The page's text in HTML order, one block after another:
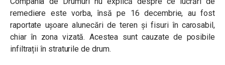
remediere este vorba, însă pe 16 decembrie, au fost
raportate ușoare alunecări de teren și fisuri în carosabil,
chiar în zona vizată. Acestea sunt cauzate de posibile
infiltrații în straturile de drum.